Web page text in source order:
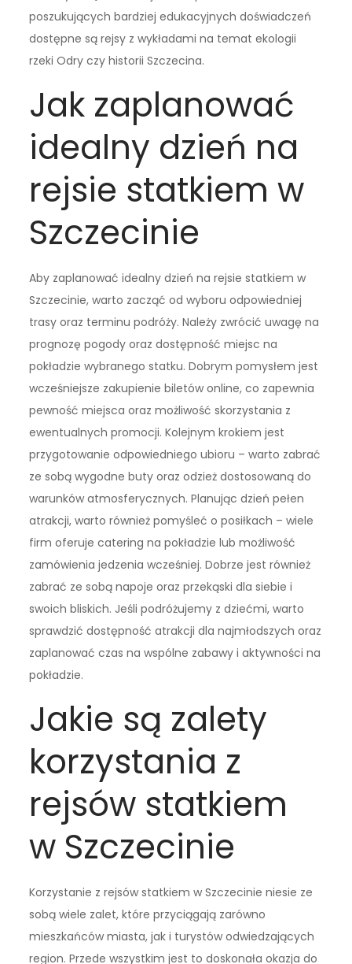
poszukujących bardziej edukacyjnych doświadczeń
dostępne są rejsy z wykładami na temat ekologii
rzeki Odry czy historii Szczecina.
Jak zaplanować
idealny dzień na
rejsie statkiem w
Szczecinie
Aby zaplanować idealny dzień na rejsie statkiem w
Szczecinie, warto zacząć od wyboru odpowiedniej
trasy oraz terminu podróży. Należy zwrócić uwagę na
prognozę pogody oraz dostępność miejsc na
pokładzie wybranego statku. Dobrym pomysłem jest
wcześniejsze zakupienie biletów online, co zapewnia
pewność miejsca oraz możliwość skorzystania z
ewentualnych promocji. Kolejnym krokiem jest
przygotowanie odpowiedniego ubioru – warto zabrać
ze sobą wygodne buty oraz odzież dostosowaną do
warunków atmosferycznych. Planując dzień pełen
atrakcji, warto również pomyśleć o posiłkach – wiele
firm oferuje catering na pokładzie lub możliwość
zamówienia jedzenia wcześniej. Dobrze jest również
zabrać ze sobą napoje oraz przekąski dla siebie i
swoich bliskich. Jeśli podróżujemy z dziećmi, warto
sprawdzić dostępność atrakcji dla najmłodszych oraz
zaplanować czas na wspólne zabawy i aktywności na
pokładzie.
Jakie są zalety
korzystania z
rejsów statkiem
w Szczecinie
Korzystanie z rejsów statkiem w Szczecinie niesie ze
sobą wiele zalet, które przyciągają zarówno
mieszkańców miasta, jak i turystów odwiedzających
region. Przede wszystkim jest to doskonała okazja do